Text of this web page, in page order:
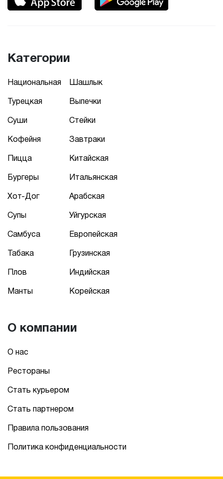
Категории
Национальная
Турецкая
Суши
Кофейня
Пицца
Бургеры
Хот-Дог
Супы
Самбуса
Табака
Плов
Манты
Шашлык
Выпечки
Стейки
Завтраки
Китайская
Итальянская
Арабская
Уйгурская
Европейская
Грузинская
Индийская
Корейская
О компании
О нас
Рестораны
Стать курьером
Стать партнером
Правила пользования
Политика конфиденциальности